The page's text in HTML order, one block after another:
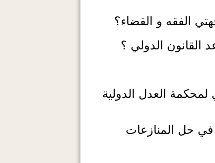
الفقه و القضاء؟
القانون الدولي ؟
لمحكمة العدل الدولية
في حل المنازعات